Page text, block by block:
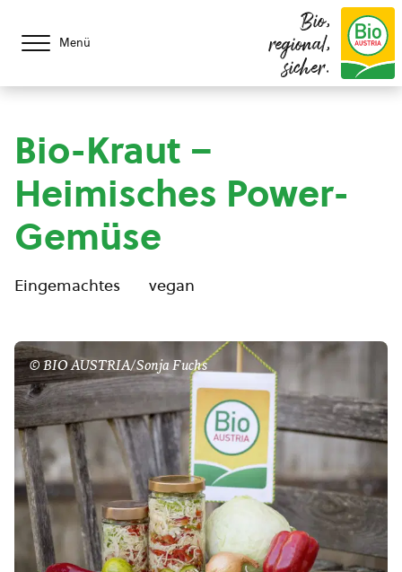
Menü
Bio,
regional,
sicher.
Bio-Kraut –
Heimisches Power-
Gemüse
Eingemachtes vegan
© BIO AUSTRIA/Sonja Fuchs